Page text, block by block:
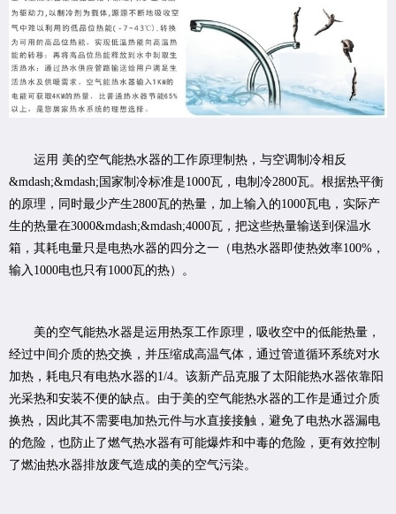
运用 美的空气能热水器的工作原理制热，与空调制冷相反
&mdash;&mdash;国家制冷标准是1000瓦，电制冷2800瓦。根据热平衡
的原理，同时最少产生2800瓦的热量，加上输入的1000瓦电，实际产
生的热量在3000&mdash;&mdash;4000瓦，把这些热量输送到保温水
箱，其耗电量只是电热水器的四分之一（电热水器即使热效率100%，
输入1000电也只有1000瓦的热）。
美的空气能热水器是运用热泵工作原理，吸收空中的低能热量，
经过中间介质的热交换，并压缩成高温气体，通过管道循环系统对水
加热，耗电只有电热水器的1/4。该新产品克服了太阳能热水器依靠阳
光采热和安装不便的缺点。由于美的空气能热水器的工作是通过介质
换热，因此其不需要电加热元件与水直接接触，避免了电热水器漏电
的危险，也防止了燃气热水器有可能爆炸和中毒的危险，更有效控制
了燃油热水器排放废气造成的美的空气污染。